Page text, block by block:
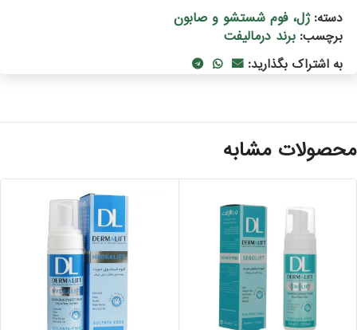
دسته: ژل، فوم شستشو و صابون
برچسب: برند درمالیفت
به اشتراک بگذارید:
محصولات مشابه